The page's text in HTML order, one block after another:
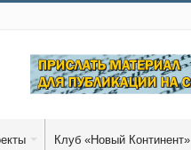
Клуб «Новый Континент»